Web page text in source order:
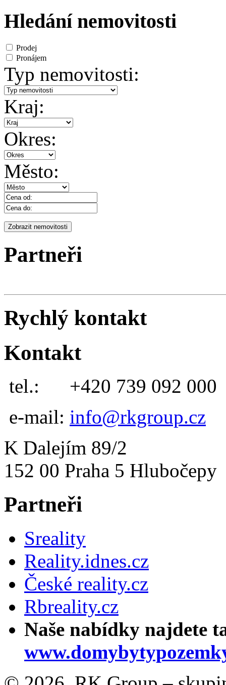
Hledání nemovitosti
Prodej
Pronájem
Typ nemovitosti:
Kraj:
Okres:
Město:
Partneři
Rychlý kontakt
Kontakt
tel.: +420 739 092 000
e-mail: info@rkgroup.cz
K Dalejím 89/2
152 00 Praha 5 Hlubočepy
Partneři
Sreality
Reality.idnes.cz
České reality.cz
Rbreality.cz
Naše nabídky najdete